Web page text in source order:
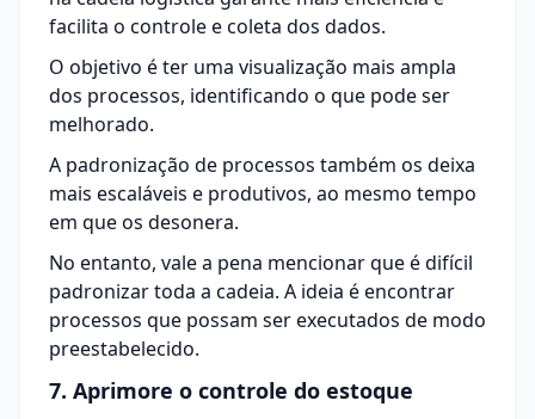
facilita o controle e coleta dos dados.
O objetivo é ter uma visualização mais ampla
dos processos, identificando o que pode ser
melhorado.
A padronização de processos também os deixa
mais escaláveis e produtivos, ao mesmo tempo
em que os desonera.
No entanto, vale a pena mencionar que é difícil
padronizar toda a cadeia. A ideia é encontrar
processos que possam ser executados de modo
preestabelecido.
7. Aprimore o controle do estoque